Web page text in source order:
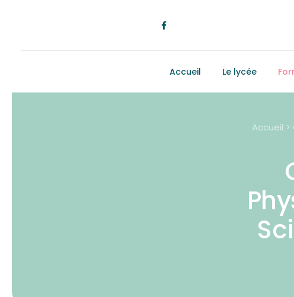
Accueil Le lycée
Accueil